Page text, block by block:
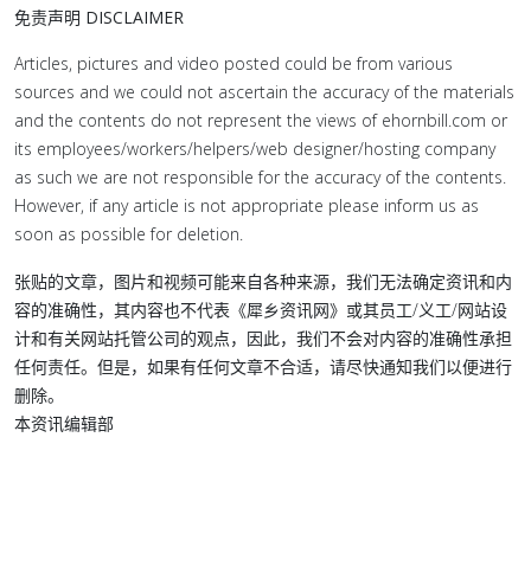
免责声明 DISCLAIMER
Articles, pictures and video posted could be from various
sources and we could not ascertain the accuracy of the materials
and the contents do not represent the views of ehornbill.com or
its employees/workers/helpers/web designer/hosting company
as such we are not responsible for the accuracy of the contents.
However, if any article is not appropriate please inform us as
soon as possible for deletion.
张贴的文章，图片和视频可能来自各种来源，我们无法确定资讯和内
容的准确性，其内容也不代表《犀乡资讯网》或其员工/义工/网站设
计和有关网站托管公司的观点，因此，我们不会对内容的准确性承担
任何责任。但是，如果有任何文章不合适，请尽快通知我们以便进行
删除。
本资讯编辑部